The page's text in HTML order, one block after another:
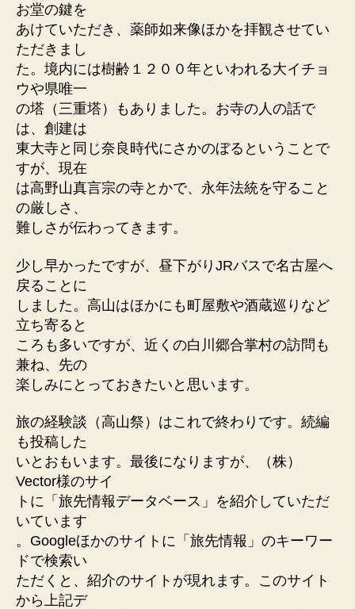
お堂の鍵を
あけていただき、薬師如来像ほかを拝観させてい
ただきまし
た。境内には樹齢１２００年といわれる大イチョ
ウや県唯一
の塔（三重塔）もありました。お寺の人の話で
は、創建は
東大寺と同じ奈良時代にさかのぼるということで
すが、現在
は高野山真言宗の寺とかで、永年法統を守ること
の厳しさ、
難しさが伝わってきます。
少し早かったですが、昼下がりJRバスで名古屋へ
戻ることに
しました。高山はほかにも町屋敷や酒蔵巡りなど
立ち寄ると
ころも多いですが、近くの白川郷合掌村の訪問も
兼ね、先の
楽しみにとっておきたいと思います。
旅の経験談（高山祭）はこれで終わりです。続編
も投稿した
いとおもいます。最後になりますが、（株）
Vector様のサイ
トに「旅先情報データベース」を紹介していただ
いています
。Googleほかのサイトに「旅先情報」のキーワー
ドで検索い
ただくと、紹介のサイトが現れます。このサイト
から上記デ